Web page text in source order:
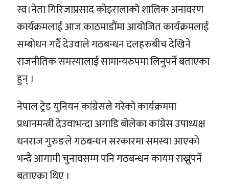
स्व।नेता गिरिजाप्रसाद कोइरालाको शालिक अनावरण
कार्यक्रमलाई आज काठमाडौंमा आयोजित कार्यक्रमलाई
सम्बोधन गर्दै देउवाले गठबन्धन दलहरुबीच देखिने
राजनीतिक समस्यालाई सामान्यरुपमा लिनुपर्ने बताएका
हुन् ।
नेपाल ट्रेड युनियन कांग्रेसले गरेको कार्यक्रममा
प्रधानमन्त्री देउवाभन्दा अगाडि बोलेका कांग्रेस उपाध्यक्ष
धनराज गुरुङले गठबन्धन सरकारमा समस्या आएको
भन्दै आगामी चुनावसम्म पनि गठबन्धन कायम राख्नुपर्ने
बताएका थिए ।